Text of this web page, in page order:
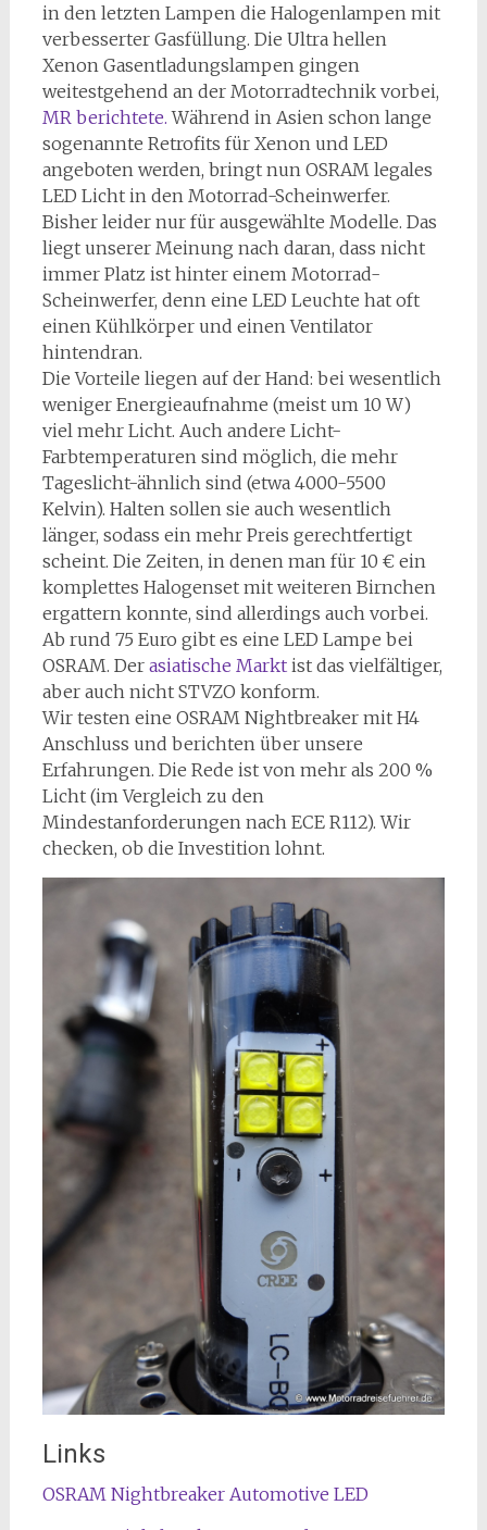
in den letzten Lampen die Halogenlampen mit
verbesserter Gasfüllung. Die Ultra hellen
Xenon Gasentladungslampen gingen
weitestgehend an der Motorradtechnik vorbei,
MR berichtete. Während in Asien schon lange
sogenannte Retrofits für Xenon und LED
angeboten werden, bringt nun OSRAM legales
LED Licht in den Motorrad-Scheinwerfer.
Bisher leider nur für ausgewählte Modelle. Das
liegt unserer Meinung nach daran, dass nicht
immer Platz ist hinter einem Motorrad-
Scheinwerfer, denn eine LED Leuchte hat oft
einen Kühlkörper und einen Ventilator
hintendran.
Die Vorteile liegen auf der Hand: bei wesentlich
weniger Energieaufnahme (meist um 10 W)
viel mehr Licht. Auch andere Licht-
Farbtemperaturen sind möglich, die mehr
Tageslicht-ähnlich sind (etwa 4000-5500
Kelvin). Halten sollen sie auch wesentlich
länger, sodass ein mehr Preis gerechtfertigt
scheint. Die Zeiten, in denen man für 10 € ein
komplettes Halogenset mit weiteren Birnchen
ergattern konnte, sind allerdings auch vorbei.
Ab rund 75 Euro gibt es eine LED Lampe bei
OSRAM. Der asiatische Marktist das vielfältiger,
aber auch nicht STVZO konform.
Wir testen eine OSRAM Nightbreaker mit H4
Anschluss und berichten über unsere
Erfahrungen. Die Rede ist von mehr als 200 %
Licht (im Vergleich zu den
Mindestanforderungen nach ECE R112). Wir
checken, ob die Investition lohnt.
Links
OSRAM Nightbreaker Automotive LED